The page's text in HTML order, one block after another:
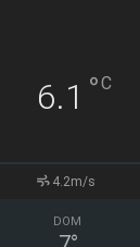
6.1 °C
4.2m/s
DOM